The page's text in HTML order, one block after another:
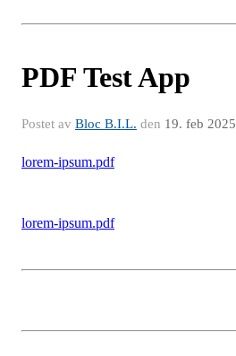
PDF Test App
Postet av Bloc B.I.L. den 19. feb 2025
lorem-ipsum.pdf
lorem-ipsum.pdf